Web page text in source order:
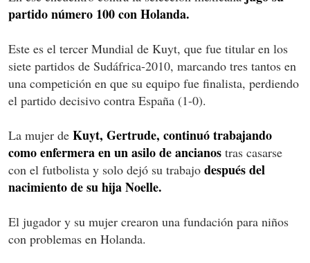
partido número 100 con Holanda.
Este es el tercer Mundial de Kuyt, que fue titular en los
siete partidos de Sudáfrica-2010, marcando tres tantos en
una competición en que su equipo fue finalista, perdiendo
el partido decisivo contra España (1-0).
La mujer de Kuyt, Gertrude, continuó trabajando
como enfermera en un asilo de ancianos tras casarse
con el futbolista y solo dejó su trabajo después del
nacimiento de su hija Noelle.
El jugador y su mujer crearon una fundación para niños
con problemas en Holanda.